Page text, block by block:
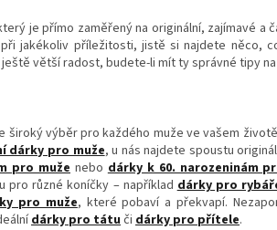
je přímo zaměřený na originální, zajímavé a
jakékoliv příležitosti, jistě si najdete něco,
větší radost, budete-li mít ty správné tipy
široký výběr pro každého muže ve vašem
dárky pro muže, u nás najdete spoustu
pro muže nebo dárky k 60. narozeninám
pro různé koníčky – například dárky pro
pro muže, které pobaví a překvapí.
dárky pro tátu či dárky pro přítele.